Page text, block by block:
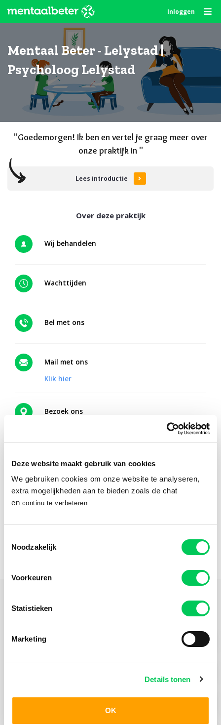
Deze website maakt gebruik van cookies
We gebruiken cookies om onze website te analyseren,
extra mogelijkheden aan te bieden zoals de chat
en continu te verbeteren.
Noodzakelijk
Voorkeuren
Statistieken
Marketing
Details tonen
OK
content
Inloggen
Mentaal Beter - Lelystad |
Psycholoog Lelystad
"Goedemorgen! Ik ben en vertel je graag meer over
onze praktijk in "
Lees introductie
Wij behandelen
Wachttijden
Bel met ons
Mail met ons
Klik hier
Bezoek ons
Online therapie vanuit huis?
Ontdek Mentaal Beter Online
Praktische Informatie
Hulpvraag Jong